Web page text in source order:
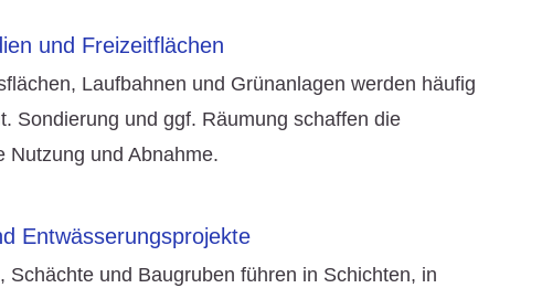
und Freizeitflächen
Laufbahnen und Grünanlagen werden häufig
Sondierung und ggf. Räumung schaffen die
Nutzung und Abnahme.
Entwässerungsprojekte
Schächte und Baugruben führen in Schichten, in